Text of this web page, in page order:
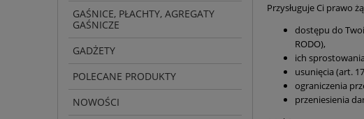
GAŚNICE, PŁACHTY, AGREGATY
GAŚNICZE
GADŻETY
POLECANE PRODUKTY
NOWOŚCI
Przysługuje Ci prawo
dostępu do
RODO),
ich
usunięcia (art.
ograniczenia
przeniesienia